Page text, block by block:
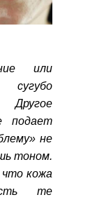
или
Другое
подает
не
тоном.
кожа
те